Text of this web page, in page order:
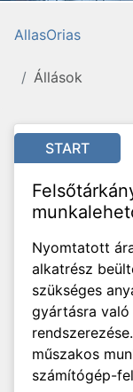
AllasOrias
Állások
START
Nyomtatott
alkatrész
szükséges
gyártásra
műszakos
számítógép-